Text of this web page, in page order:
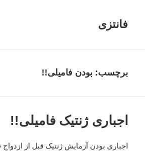
فانتزی
برچسب: بودن فامیلی!!
اجباری ژنتیک فامیلی!!
اجباری بودن آزمایش ژنتیک قبل از ازدواج